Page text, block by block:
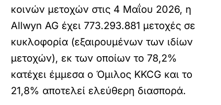
κοινών μετοχών στις 4 Μαΐου 2026, η
Allwyn AG έχει 773.293.881 μετοχές σε
κυκλοφορία (εξαιρουμένων των ιδίων
μετοχών), εκ των οποίων το 78,2%
κατέχει έμμεσα ο Όμιλος KKCG και το
21,8% αποτελεί ελεύθερη διασπορά.